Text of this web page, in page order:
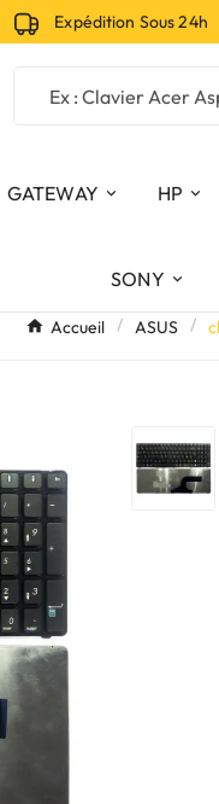
Expédition Sous 24h
GATEWAY HP
SONY
Accueil ASUS